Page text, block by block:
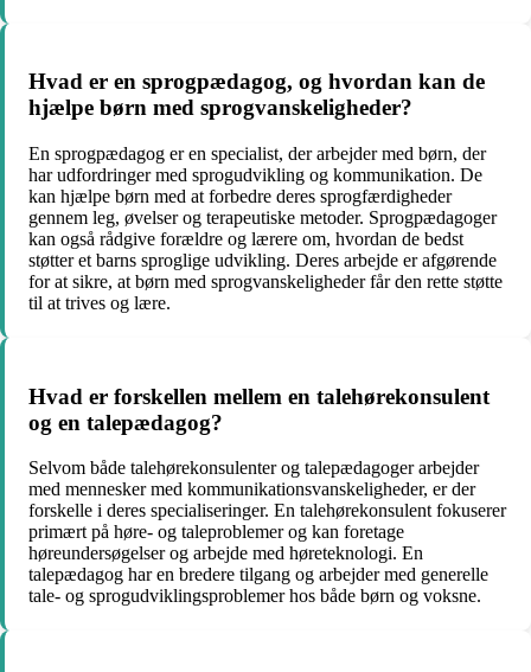
Hvad er en sprogpædagog, og hvordan kan de
hjælpe børn med sprogvanskeligheder?
En sprogpædagog er en specialist, der arbejder med børn, der
har udfordringer med sprogudvikling og kommunikation. De
kan hjælpe børn med at forbedre deres sprogfærdigheder
gennem leg, øvelser og terapeutiske metoder. Sprogpædagoger
kan også rådgive forældre og lærere om, hvordan de bedst
støtter et barns sproglige udvikling. Deres arbejde er afgørende
for at sikre, at børn med sprogvanskeligheder får den rette støtte
til at trives og lære.
Hvad er forskellen mellem en talehørekonsulent
og en talepædagog?
Selvom både talehørekonsulenter og talepædagoger arbejder
med mennesker med kommunikationsvanskeligheder, er der
forskelle i deres specialiseringer. En talehørekonsulent fokuserer
primært på høre- og taleproblemer og kan foretage
høreundersøgelser og arbejde med høreteknologi. En
talepædagog har en bredere tilgang og arbejder med generelle
tale- og sprogudviklingsproblemer hos både børn og voksne.